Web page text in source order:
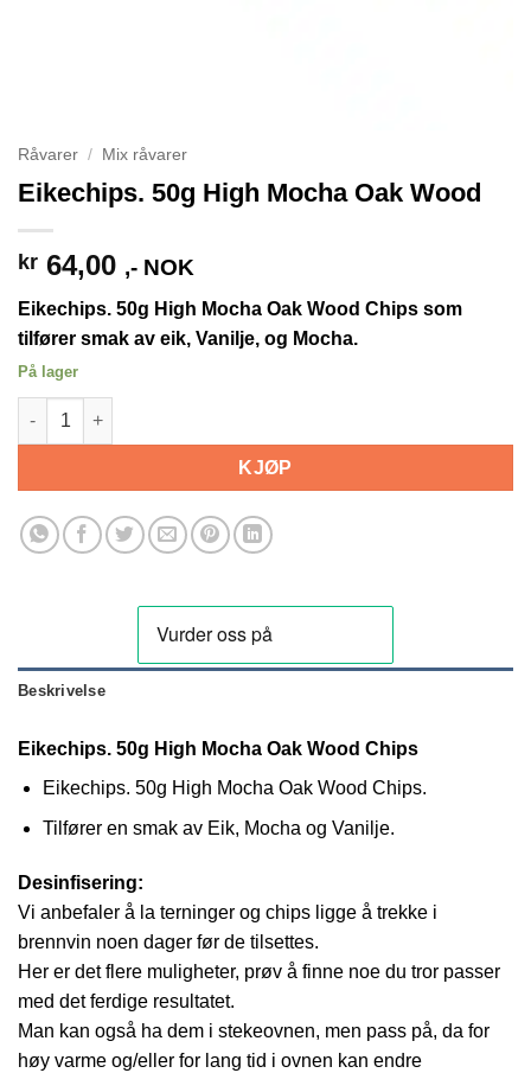
Råvarer / Mix råvarer
Eikechips. 50g High Mocha Oak Wood
kr 64,00 ,- NOK
Eikechips. 50g High Mocha Oak Wood Chips som
tilfører smak av eik, Vanilje, og Mocha.
På lager
Eikechips. 50g High Mocha Oak Wood antall
KJØP
Beskrivelse
Eikechips. 50g High Mocha Oak Wood Chips
Eikechips. 50g High Mocha Oak Wood Chips.
Tilfører en smak av Eik, Mocha og Vanilje.
Desinfisering:
Vi anbefaler å la terninger og chips ligge å trekke i
brennvin noen dager før de tilsettes.
Her er det flere muligheter, prøv å finne noe du tror passer
med det ferdige resultatet.
Man kan også ha dem i stekeovnen, men pass på, da for
høy varme og/eller for lang tid i ovnen kan endre